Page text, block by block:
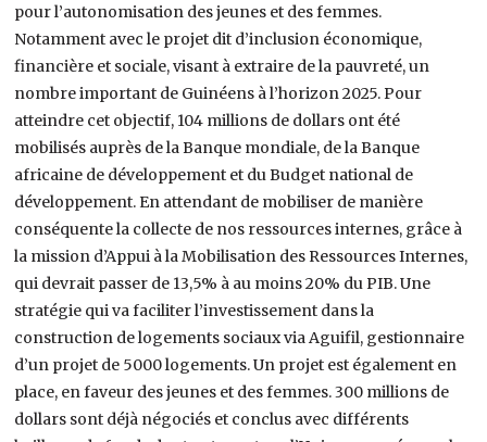
pour l’autonomisation des jeunes et des femmes.
Notamment avec le projet dit d’inclusion économique,
financière et sociale, visant à extraire de la pauvreté, un
nombre important de Guinéens à l’horizon 2025. Pour
atteindre cet objectif, 104 millions de dollars ont été
mobilisés auprès de la Banque mondiale, de la Banque
africaine de développement et du Budget national de
développement. En attendant de mobiliser de manière
conséquente la collecte de nos ressources internes, grâce à
la mission d’Appui à la Mobilisation des Ressources Internes,
qui devrait passer de 13,5% à au moins 20% du PIB. Une
stratégie qui va faciliter l’investissement dans la
construction de logements sociaux via Aguifil, gestionnaire
d’un projet de 5000 logements. Un projet est également en
place, en faveur des jeunes et des femmes. 300 millions de
dollars sont déjà négociés et conclus avec différents